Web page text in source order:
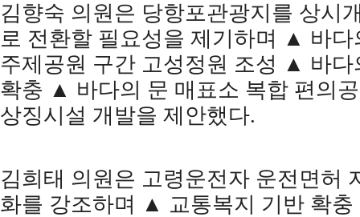
김향숙 의원은 당항포관광지를 상시
로 전환할 필요성을 제기하며 ▲ 바다
주제공원 구간 고성정원 조성 ▲ 바다
확충 ▲ 바다의 문 매표소 복합 편의
상징시설 개발을 제안했다.
김희태 의원은 고령운전자 운전면허
화를 강조하며 ▲ 교통복지 기반 확충